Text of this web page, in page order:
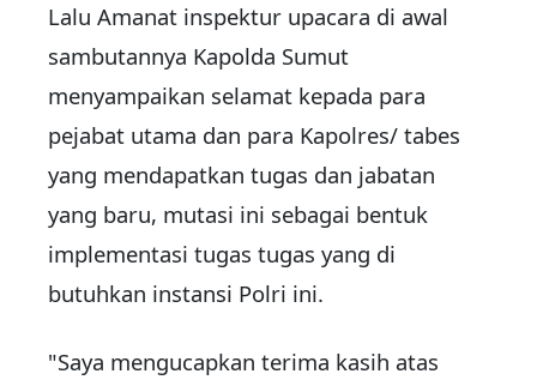
Lalu Amanat inspektur upacara di awal
sambutannya Kapolda Sumut
menyampaikan selamat kepada para
pejabat utama dan para Kapolres/ tabes
yang mendapatkan tugas dan jabatan
yang baru, mutasi ini sebagai bentuk
implementasi tugas tugas yang di
butuhkan instansi Polri ini.
"Saya mengucapkan terima kasih atas